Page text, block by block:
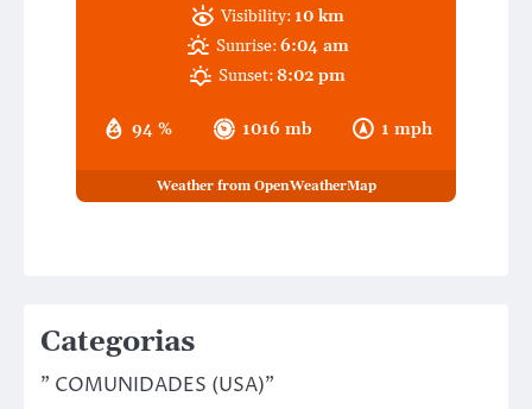
94 % 1016 mb 1 mph
Visibility: 10 km
Sunrise:6:04 am
Sunset:8:02 pm
Weather from OpenWeatherMap
Categorias
" COMUNIDADES (USA)"